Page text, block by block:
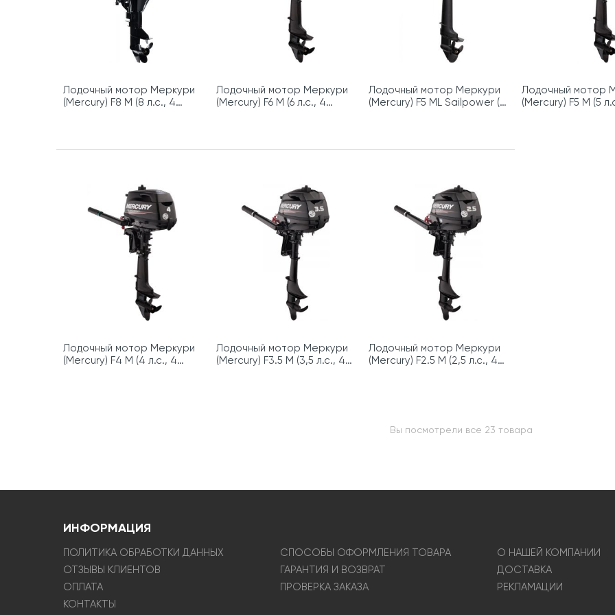
Лодочный мотор Меркури
(Mercury) F8 M (8 л.с., 4
Лодочный мотор Меркури
(Mercury) F6 M (6 л.с., 4
Лодочный мотор Меркури
(Mercury) F5 ML Sailpower (5
Лодочный мотор
(Mercury) F5 M (5
Лодочный мотор Меркури
(Mercury) F4 M (4 л.с., 4
Лодочный мотор Меркури
(Mercury) F3.5 M (3,5 л.с., 4
Лодочный мотор Меркури
(Mercury) F2.5 M (2,5 л.с., 4
Вы посмотрели все 23 товара
ИНФОРМАЦИЯ
ПОЛИТИКА ОБРАБОТКИ ДАННЫХ СПОСОБЫ ОФОРМЛЕНИЯ ТОВАРА
О НАШЕЙ КОМПАНИИ
ОТЗЫВЫ КЛИЕНТОВ
ГАРАНТИЯ И ВОЗВРАТ
ДОСТАВКА
ОПЛАТА
ПРОВЕРКА ЗАКАЗА
РЕКЛАМАЦИИ
КОНТАКТЫ